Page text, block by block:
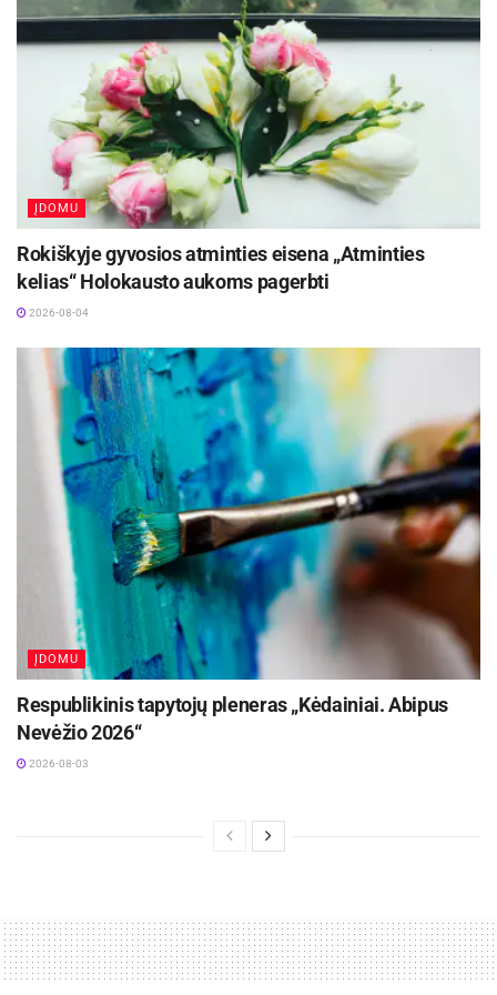
įsiteisėjusiu teismo nuosprendžiu.
Prokuratūra
Žymos: Evaldas Šidlauskas
Rokiškio rajono policijos komisariatas Sukčiavimas
ĮDOMU
Rokiškyje gyvosios atminties eisena „Atminties
kelias“ Holokausto aukoms pagerbti
2026-08-04
ĮDOMU
Respublikinis tapytojų pleneras „Kėdainiai. Abipus
Nevėžio 2026“
2026-08-03